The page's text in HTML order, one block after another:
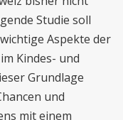
Studie soll
Aspekte der
Kindes- und
Grundlage
und
mit einem